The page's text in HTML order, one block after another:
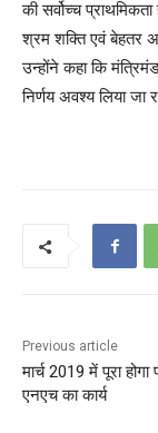
की सर्वोच्च
श्रम शक्ति एवं बेहतर
उन्होंने कहा कि
निर्णय अवश्य लिया जा
Previous article
मार्च 2019 में पूरा
एनएच का कार्य